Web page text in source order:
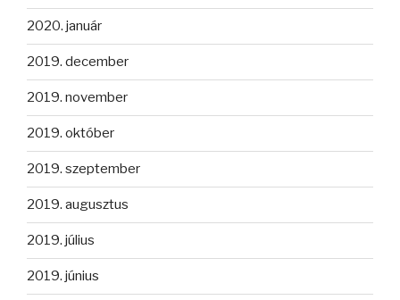
2020. január
2019. december
2019. november
2019. október
2019. szeptember
2019. augusztus
2019. július
2019. június